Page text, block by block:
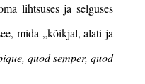
lihtsuses ja selguses
mida „kõikjal, alati ja
quod semper, quod